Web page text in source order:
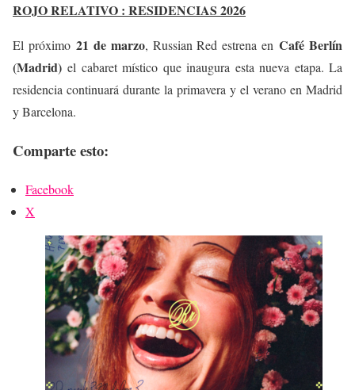
ROJO RELATIVO : RESIDENCIAS 2026
El próximo 21 de marzo, Russian Red estrena enCafé Berlín
(Madrid) el cabaret místico que inaugura esta nueva etapa. La
residencia continuará durante la primavera y el verano en Madrid
y Barcelona.
Comparte esto:
Facebook
X